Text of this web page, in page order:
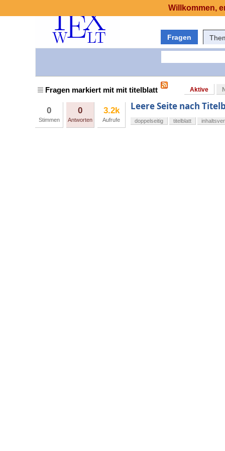
Fragen
Fragen markiert mit mit titelblatt Aktive
0
Stimmen
0
Antworten
3.2k
Aufrufe
Leere Seite nach
doppelseitig titelblatt
Willkommen,